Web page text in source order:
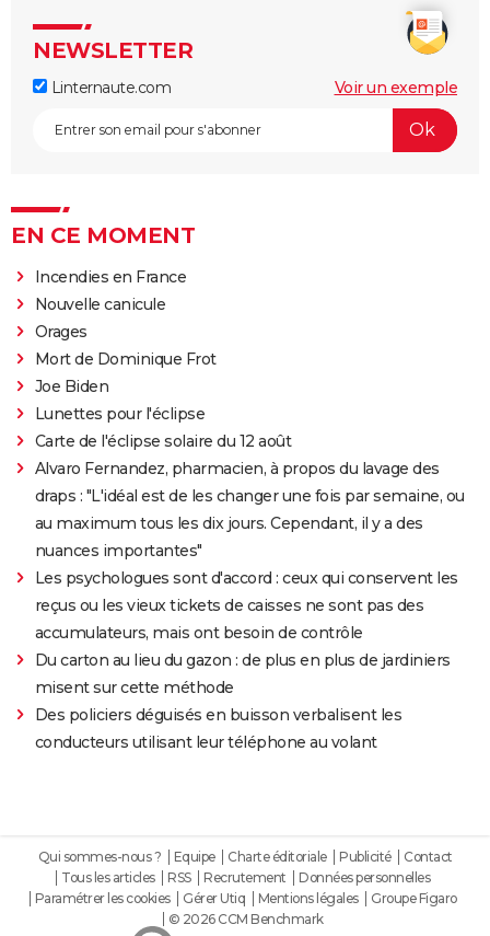
NEWSLETTER
Linternaute.com Voir un exemple
EN CE MOMENT
Incendies en France
Nouvelle canicule
Orages
Mort de Dominique Frot
Joe Biden
Lunettes pour l'éclipse
Carte de l'éclipse solaire du 12 août
Alvaro Fernandez, pharmacien, à propos du lavage des
draps : "L'idéal est de les changer une fois par semaine, ou
au maximum tous les dix jours. Cependant, il y a des
nuances importantes"
Les psychologues sont d'accord : ceux qui conservent les
reçus ou les vieux tickets de caisses ne sont pas des
accumulateurs, mais ont besoin de contrôle
Du carton au lieu du gazon : de plus en plus de jardiniers
misent sur cette méthode
Des policiers déguisés en buisson verbalisent les
conducteurs utilisant leur téléphone au volant
Qui sommes-nous ? Equipe Charte éditoriale Publicité
Contact
Tous les articles
RSS Recrutement
Données personnelles
Paramétrer les cookies
Gérer Utiq Mentions légales
Groupe Figaro
© 2026 CCM Benchmark